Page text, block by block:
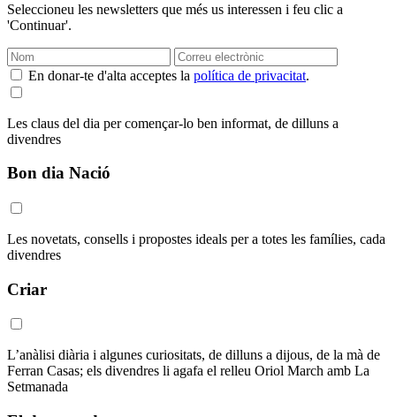
Seleccioneu les newsletters que més us interessen i feu clic a
'Continuar'.
En donar-te d'alta acceptes la política de privacitat.
Les claus del dia per començar-lo ben informat, de dilluns a
divendres
Bon dia Nació
Les novetats, consells i propostes ideals per a totes les famílies, cada
divendres
Criar
L’anàlisi diària i algunes curiositats, de dilluns a dijous, de la mà de
Ferran Casas; els divendres li agafa el relleu Oriol March amb La
Setmanada